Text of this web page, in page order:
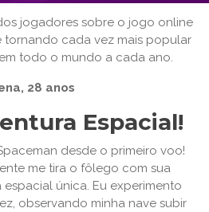
jogadores sobre o jogo online
tornando cada vez mais popular
todo o mundo a cada ano.
28 anos
Espacial!
desde o primeiro voo!
me tira o fôlego com sua
única. Eu experimento
observando minha nave subir